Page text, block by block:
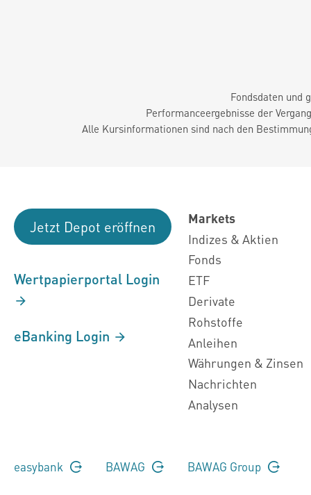
Fondsdaten und
Performanceergebnisse der
Alle Kursinformationen sind nach den
Jetzt Depot eröffnen
Wertpapierportal Login
eBanking Login
Markets
Indizes & Aktien
Fonds
ETF
Derivate
Rohstoffe
Anleihen
Währungen & Zinsen
Nachrichten
Analysen
easybank BAWAG BAWAG Group